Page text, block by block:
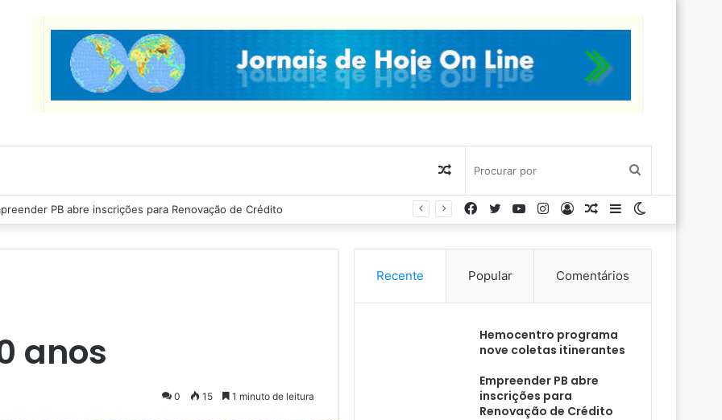
por
Artigo
aleatório
Ribeiro inspeciona obras da última etapa do Centro de Convenções
Barra
Artigo
Entrar
Instagram
YouTube
Twitter
Facebook
anos
0 15 1 minuto de leitura
Recente Popular Comentários
Hemocentro programa
nove coletas itinerantes
Empreender PB abre
inscrições para
Renovação de Crédito